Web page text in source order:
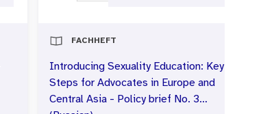
FACHHEFT
Introducing Sexuality Education: Key
Steps for Advocates in Europe and
Central Asia - Policy brief No. 3